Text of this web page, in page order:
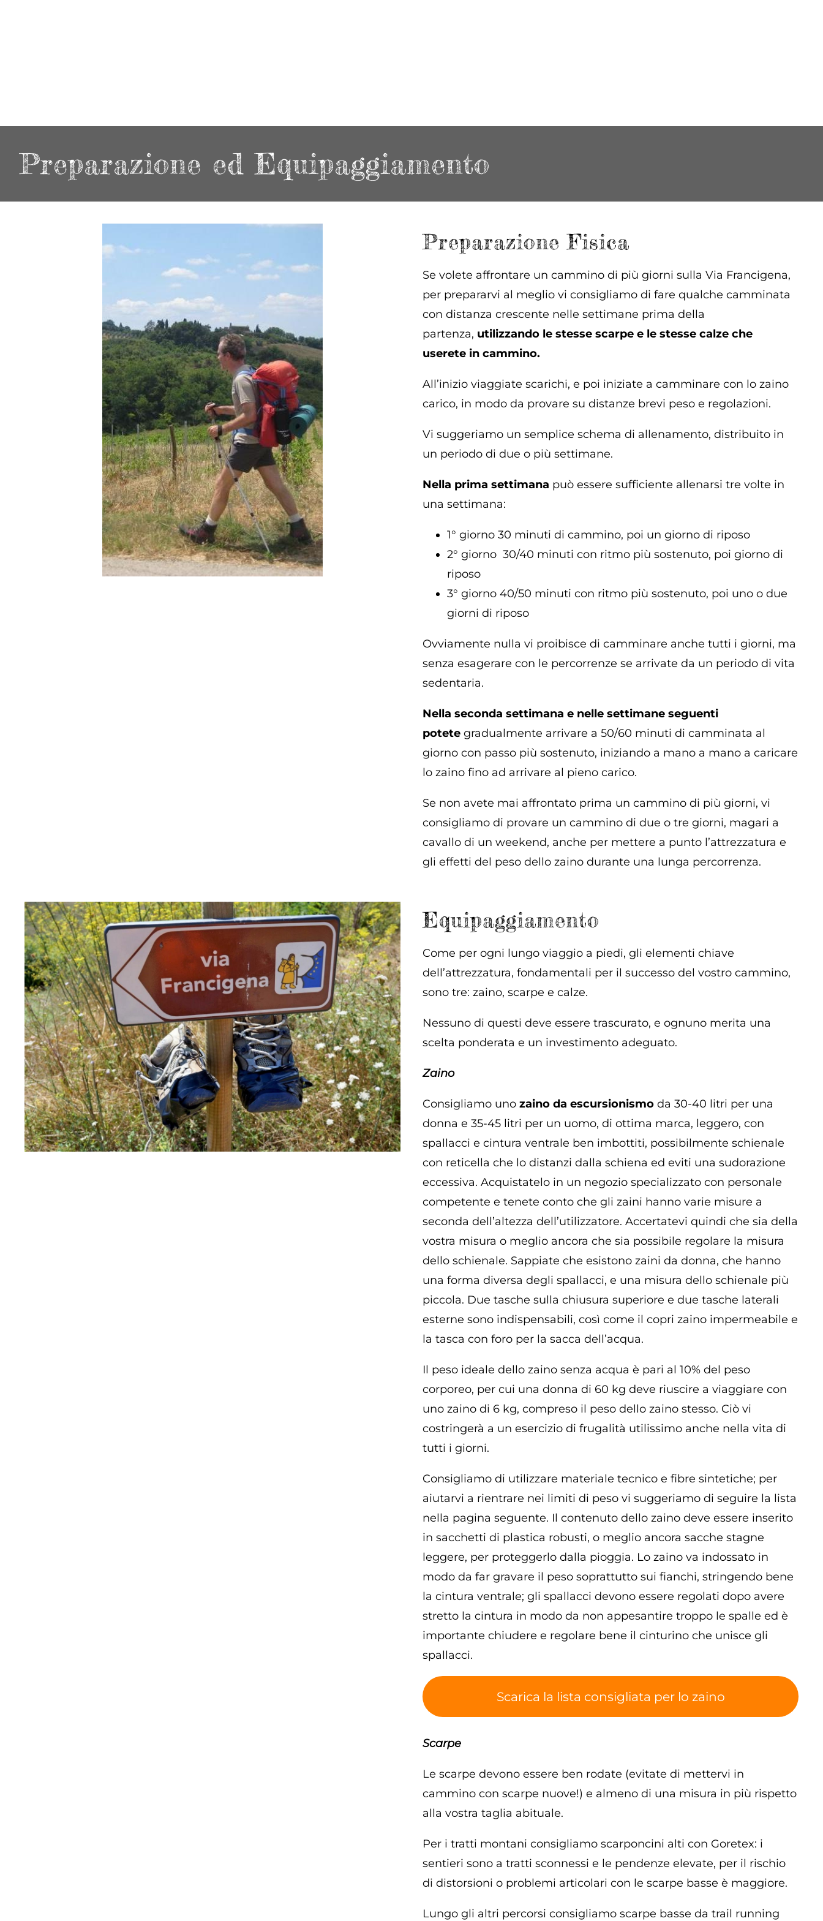
Preparazione ed Equipaggiamento
Preparazione Fisica
Se volete affrontare un cammino di più giorni sulla Via Francigena,
per prepararvi al meglio vi consigliamo di fare qualche camminata
con distanza crescente nelle settimane prima della
partenza, utilizzando le stesse scarpe e le stesse calze che
userete in cammino.
All’inizio viaggiate scarichi, e poi iniziate a camminare con lo zaino
carico, in modo da provare su distanze brevi peso e regolazioni.
Vi suggeriamo un semplice schema di allenamento, distribuito in
un periodo di due o più settimane.
Nella prima settimana può essere sufficiente allenarsi tre volte in
una settimana:
1° giorno 30 minuti di cammino, poi un giorno di riposo
2° giorno 30/40 minuti con ritmo più sostenuto, poi giorno di
riposo
3° giorno 40/50 minuti con ritmo più sostenuto, poi uno o due
giorni di riposo
Ovviamente nulla vi proibisce di camminare anche tutti i giorni, ma
senza esagerare con le percorrenze se arrivate da un periodo di vita
sedentaria.
Nella seconda settimana e nelle settimane seguenti
potete gradualmente arrivare a 50/60 minuti di camminata al
giorno con passo più sostenuto, iniziando a mano a mano a caricare
lo zaino fino ad arrivare al pieno carico.
Se non avete mai affrontato prima un cammino di più giorni, vi
consigliamo di provare un cammino di due o tre giorni, magari a
cavallo di un weekend, anche per mettere a punto l’attrezzatura e
gli effetti del peso dello zaino durante una lunga percorrenza.
Equipaggiamento
Come per ogni lungo viaggio a piedi, gli elementi chiave
dell’attrezzatura, fondamentali per il successo del vostro cammino,
sono tre: zaino, scarpe e calze.
Nessuno di questi deve essere trascurato, e ognuno merita una
scelta ponderata e un investimento adeguato.
Zaino
Consigliamo uno zaino da escursionismo da 30-40 litri per una
donna e 35-45 litri per un uomo, di ottima marca, leggero, con
spallacci e cintura ventrale ben imbottiti, possibilmente schienale
con reticella che lo distanzi dalla schiena ed eviti una sudorazione
eccessiva. Acquistatelo in un negozio specializzato con personale
competente e tenete conto che gli zaini hanno varie misure a
seconda dell’altezza dell’utilizzatore. Accertatevi quindi che sia della
vostra misura o meglio ancora che sia possibile regolare la misura
dello schienale. Sappiate che esistono zaini da donna, che hanno
una forma diversa degli spallacci, e una misura dello schienale più
piccola. Due tasche sulla chiusura superiore e due tasche laterali
esterne sono indispensabili, così come il copri zaino impermeabile e
la tasca con foro per la sacca dell’acqua.
Il peso ideale dello zaino senza acqua è pari al 10% del peso
corporeo, per cui una donna di 60 kg deve riuscire a viaggiare con
uno zaino di 6 kg, compreso il peso dello zaino stesso. Ciò vi
costringerà a un esercizio di frugalità utilissimo anche nella vita di
tutti i giorni.
Consigliamo di utilizzare materiale tecnico e fibre sintetiche; per
aiutarvi a rientrare nei limiti di peso vi suggeriamo di seguire la lista
nella pagina seguente. Il contenuto dello zaino deve essere inserito
in sacchetti di plastica robusti, o meglio ancora sacche stagne
leggere, per proteggerlo dalla pioggia. Lo zaino va indossato in
modo da far gravare il peso soprattutto sui fianchi, stringendo bene
la cintura ventrale; gli spallacci devono essere regolati dopo avere
stretto la cintura in modo da non appesantire troppo le spalle ed è
importante chiudere e regolare bene il cinturino che unisce gli
spallacci.
Scarica la lista consigliata per lo zaino
Scarpe
Le scarpe devono essere ben rodate (evitate di mettervi in
cammino con scarpe nuove!) e almeno di una misura in più rispetto
alla vostra taglia abituale.
Per i tratti montani consigliamo scarponcini alti con Goretex: i
sentieri sono a tratti sconnessi e le pendenze elevate, per il rischio
di distorsioni o problemi articolari con le scarpe basse è maggiore.
Lungo gli altri percorsi consigliamo scarpe basse da trail running